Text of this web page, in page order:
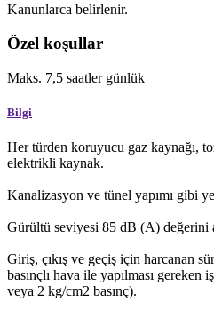
Kanunlarca belirlenir.
Özel koşullar
Maks. 7,5 saatler günlük
Bilgi
Her türden koruyucu gaz kaynağı,
elektrikli kaynak.
Kanalizasyon ve tünel yapımı gibi
Gürültü seviyesi 85 dB (A) değerini
Giriş, çıkış ve geçiş için harcanan
basınçlı hava ile yapılması
veya 2 kg/cm2 basınç).